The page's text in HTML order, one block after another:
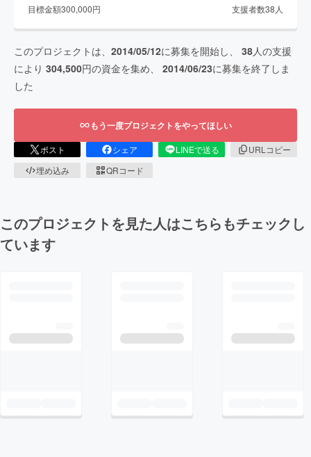
目標金額300,000円 支援者数38 人
このプロジェクトは、 2014/05/12に募集を開始し、 38人の支援
により 304,500円の資金を集め、 2014/06/23に募集を終了しま
した
もう一度プロジェクトをやってほしい
ポスト シェア LINEで送る
URLコピー
埋め込み
QRコード
このプロジェクトを見た人はこちらもチェックし
ています